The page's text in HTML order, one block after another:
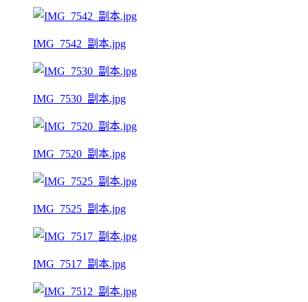
IMG_7542_副本.jpg
IMG_7530_副本.jpg
IMG_7520_副本.jpg
IMG_7525_副本.jpg
IMG_7517_副本.jpg